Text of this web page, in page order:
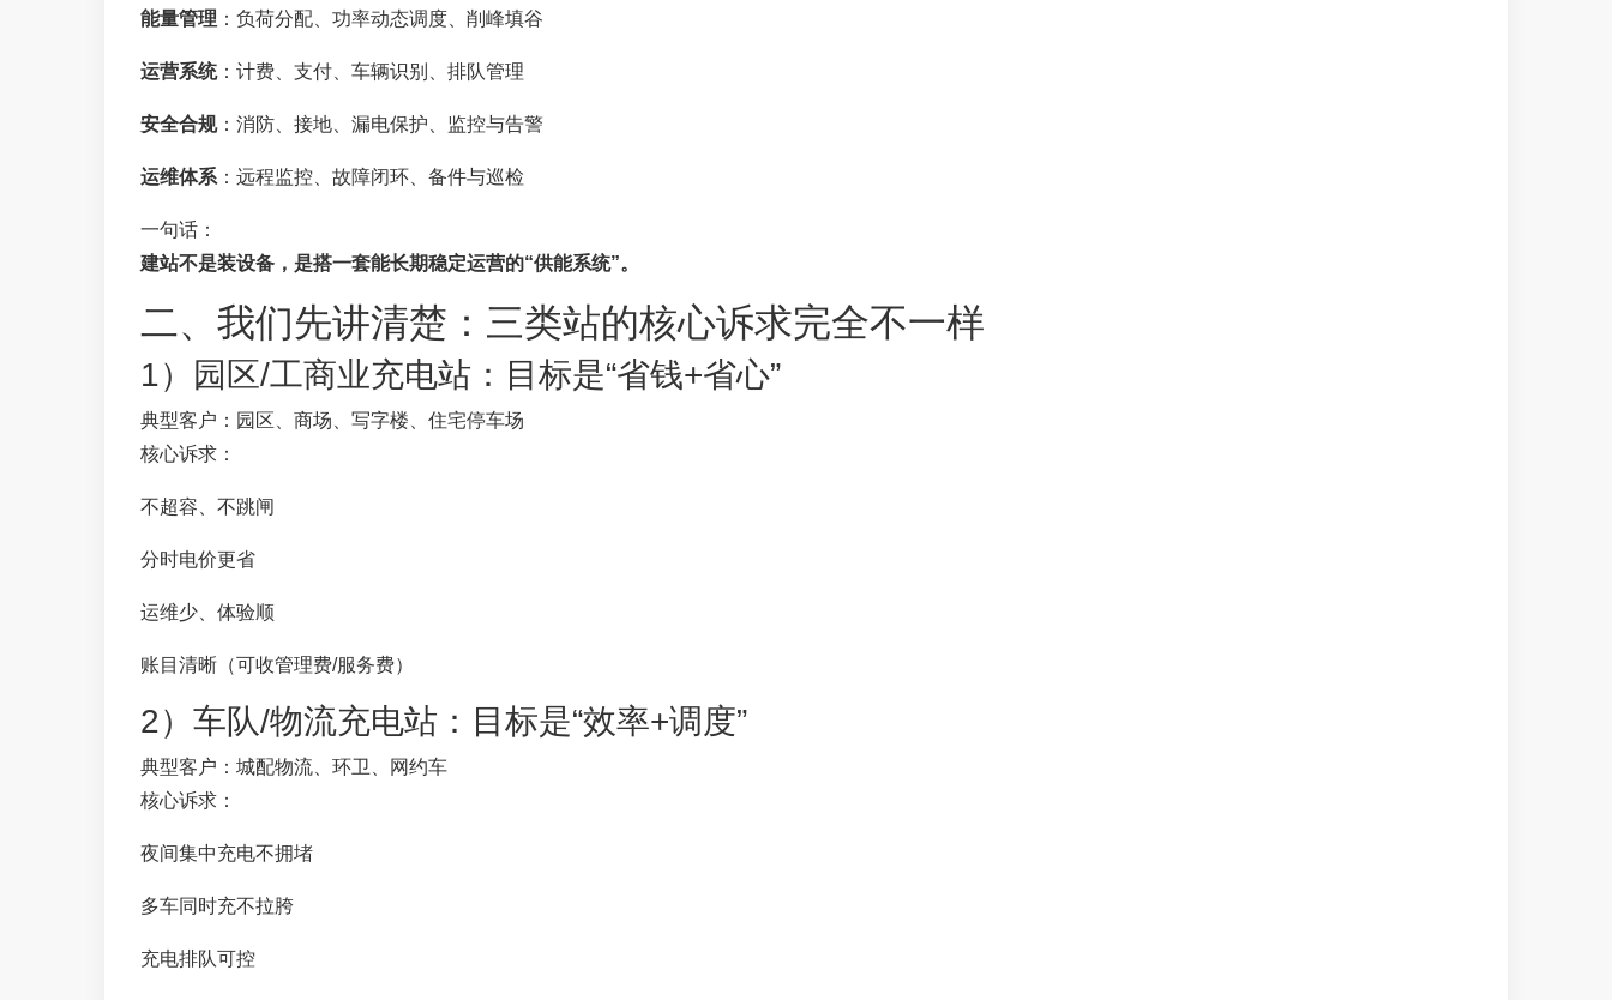
能量管理 ：负荷分配、功率动态调度、削峰填谷
运营系统：计费、支付、车辆识别、排队管理
安全合规：消防、接地、漏电保护、监控与告警
运维体系 ：远程监控、故障闭环、备件与巡检
一句话：
建站不是装设备，是搭一套能长期稳定运营的“供能系统”。
二、我们先讲清楚：三类站的核心诉求完全不一样
1）园区/工商业充电站：目标是“省钱+省心”
典型客户：园区、商场、写字楼、住宅停车场
核心诉求：
不超容、不跳闸
分时电价更省
运维少、体验顺
账目清晰（可收管理费/服务费）
2）车队/物流充电站：目标是“效率+调度”
典型客户：城配物流、环卫、网约车
核心诉求：
夜间集中充电不拥堵
多车同时充不拉胯
充电排队可控